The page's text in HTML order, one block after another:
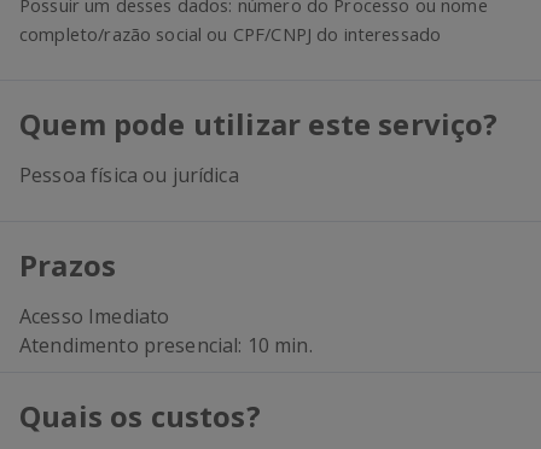
Possuir um desses dados: número do Processo ou nome
completo/razão social ou CPF/CNPJ do interessado
Quem pode utilizar este serviço?
Pessoa física ou jurídica
Prazos
Acesso Imediato
Atendimento presencial: 10 min.
Quais os custos?